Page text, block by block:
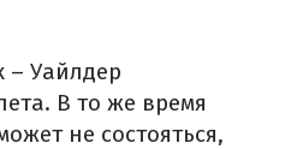
– Уайлдер
В то же время
не состояться,